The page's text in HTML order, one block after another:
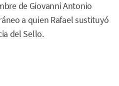
de Giovanni Antonio
a quien Rafael sustituyó
del Sello.